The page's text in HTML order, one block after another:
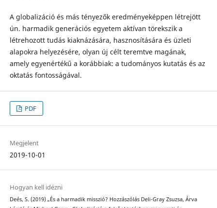
A globalizáció és más tényezők eredményeképpen létrejött
ún. harmadik generációs egyetem aktívan törekszik a
létrehozott tudás kiaknázására, hasznosí­tására és üzleti
alapokra helyezésére, olyan új célt teremtve magának,
amely egyenértékű a korábbiak: a tudományos kutatás és az
oktatás fontosságával.
PDF
Megjelent
2019-10-01
Hogyan kell idézni
Deés, S. (2019) „És a harmadik misszió? Hozzászólás Deli-Gray Zsuzsa, Árva